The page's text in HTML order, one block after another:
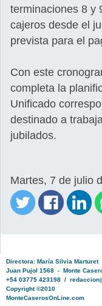
terminaciones 8 y
cajeros desde el
prevista para el
Con este
completa la
Unificado
destinado a
jubilados.
Martes, 7 de julio
Directora: María Silvia Marturet
Juan Pujol 1568 - Monte
+54 03775 423198 /
Copyright ©2010
MonteCaserosOnLine.com